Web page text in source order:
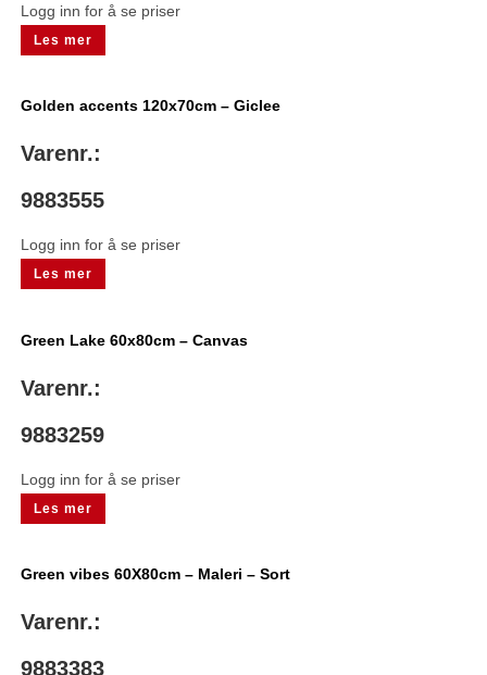
Logg inn for å se priser
Les mer
Golden accents 120x70cm – Giclee
Varenr.:
9883555
Logg inn for å se priser
Les mer
Green Lake 60x80cm – Canvas
Varenr.:
9883259
Logg inn for å se priser
Les mer
Green vibes 60X80cm – Maleri – Sort
Varenr.:
9883383